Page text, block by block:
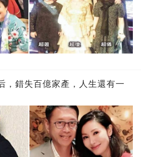
，錯失百億家產，人生還有一